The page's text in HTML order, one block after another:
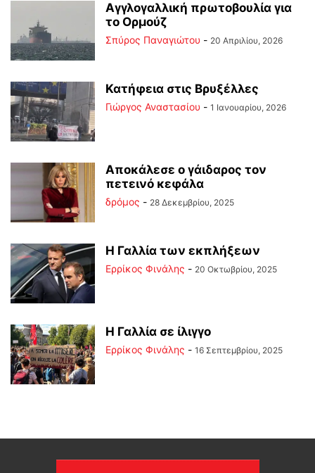
Αγγλογαλλική πρωτοβουλία για
το Ορμούζ
Σπύρος Παναγιώτου - 20 Απριλίου, 2026
Κατήφεια στις Βρυξέλλες
Γιώργος Αναστασίου - 1 Ιανουαρίου, 2026
Αποκάλεσε ο γάιδαρος τον
πετεινό κεφάλα
δρόμος - 28 Δεκεμβρίου, 2025
Η Γαλλία των εκπλήξεων
Ερρίκος Φινάλης - 20 Οκτωβρίου, 2025
Η Γαλλία σε ίλιγγο
Ερρίκος Φινάλης - 16 Σεπτεμβρίου, 2025